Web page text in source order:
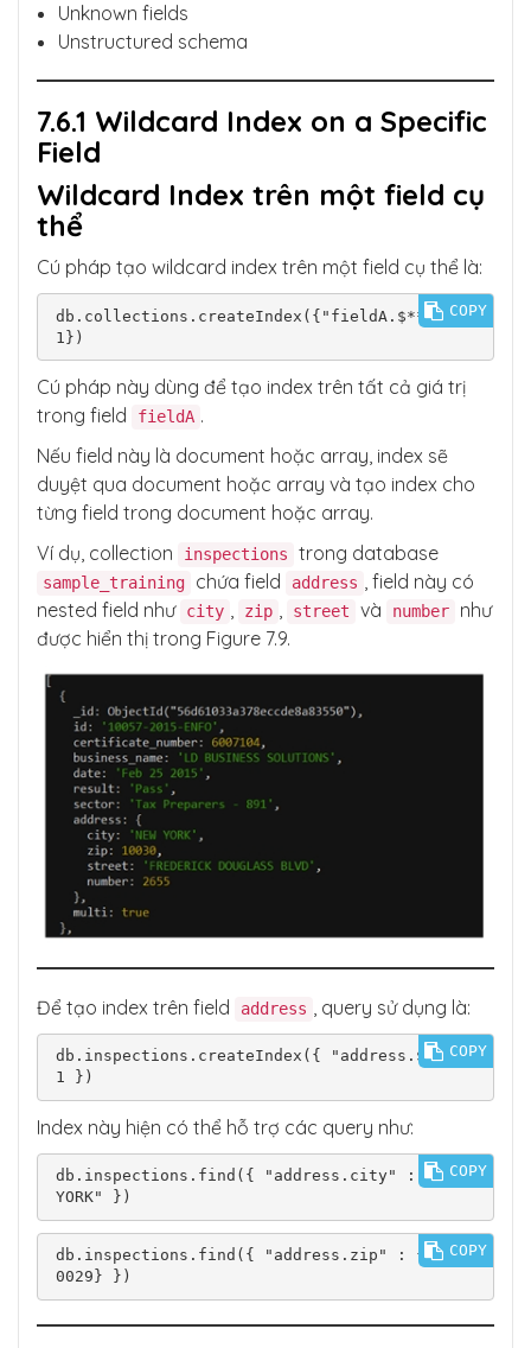
Unknown fields
Unstructured schema
7.6.1 Wildcard Index on a Specific
Field
Wildcard Index trên một field cụ
thể
Cú pháp tạo wildcard index trên một field cụ thể là:
db.collections.createIndex({"fieldA.$**" : COPY
Cú pháp này dùng để tạo index trên tất cả giá trị
trong field
fieldA .
Nếu field này là document hoặc array, index sẽ
duyệt qua document hoặc array và tạo index cho
từng field trong document hoặc array.
Ví dụ, collection
inspections trong database
sample_training chứa field address , field này có
nested field như city , zip , street và number
như
được hiển thị trong Figure 7.9.
Để tạo index trên field address , query sử dụng là:
db.inspections.createIndex({ "address.$**" :
COPY
Index này hiện có thể hỗ trợ các query như:
db.inspections.find({ "address.city" : "NEW COPY
db.inspections.find({ "address.zip" : {$gt:1
COPY